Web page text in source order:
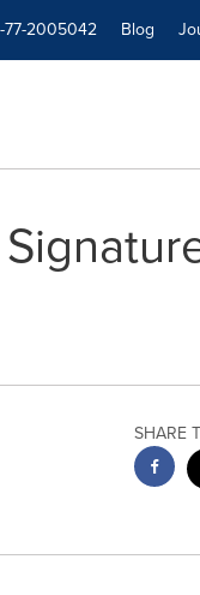
77-2005042 Blog
SHARE